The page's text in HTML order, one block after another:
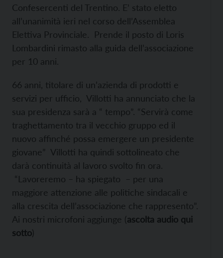
Confesercenti del Trentino. E’ stato eletto
all’unanimità ieri nel corso dell’Assemblea
Elettiva Provinciale. Prende il posto di Loris
Lombardini rimasto alla guida dell’associazione
per 10 anni.
66 anni, titolare di un’azienda di prodotti e
servizi per ufficio, Villotti ha annunciato che la
sua presidenza sarà a “ tempo”. “Servirà come
traghettamento tra il vecchio gruppo ed il
nuovo affinché possa emergere un presidente
giovane” Villotti ha quindi sottolineato che
darà continuità al lavoro svolto fin ora.
“Lavoreremo – ha spiegato – per una
maggiore attenzione alle politiche sindacali e
alla crescita dell’associazione che rappresento”.
Ai nostri microfoni aggiunge (ascolta audio qui
sotto)